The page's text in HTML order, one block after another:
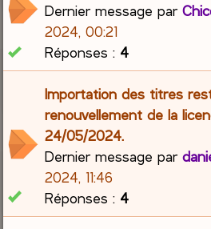
Dernier message par
2024, 00:21
Réponses : 4
Importation des titres
renouvellement de la
24/05/2024.
Dernier message par
2024, 11:46
Réponses : 4